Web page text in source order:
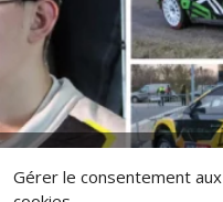
Gérer le consentement aux
1 avril 2025